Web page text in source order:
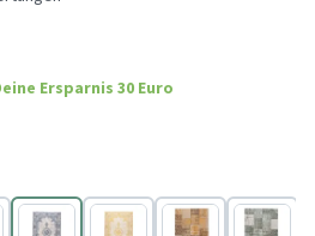
Ersparnis 30 Euro